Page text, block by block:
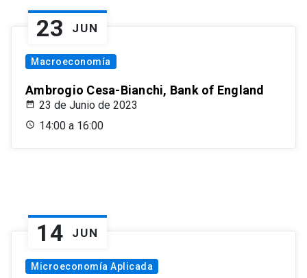
23 JUN
Macroeconomía
Ambrogio Cesa-Bianchi, Bank of England
23 de Junio de 2023
14:00 a 16:00
14 JUN
Microeconomía Aplicada